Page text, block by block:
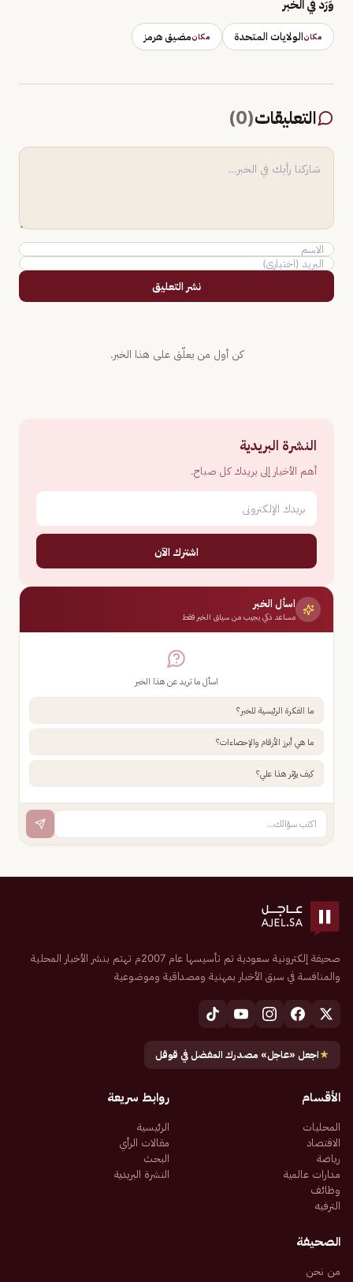
وَرَد في الخبر
مكانالولايات المتحدة مكانمضيق هرمز
التعليقات(
0
)
نشر التعليق
كن أول من يعلّق على هذا الخبر.
النشرة البريدية
أهم الأخبار إلى بريدك كل صباح.
اشترك الآن
اسأل الخبر
مساعد ذكي يجيب من سياق الخبر فقط
اسأل ما تريد عن هذا الخبر
ما الفكرة الرئيسية للخبر؟
ما هي أبرز الأرقام والإحصاءات؟
كيف يؤثر هذا علي؟
صحيفة إلكترونية سعودية تم تأسيسها عام 2007م تهتم بنشر الأخبار المحلية
والمنافسة في سبق الأخبار بمهنية ومصداقية وموضوعية
★اجعل «عاجل» مصدرك المفضل في قوقل
الأقسام
المحليات
الاقتصاد
رياضة
مدارات عالمية
وظائف
الترفيه
روابط سريعة
الرئيسية
مقالات الرأي
البحث
النشرة البريدية
الصحيفة
من نحن